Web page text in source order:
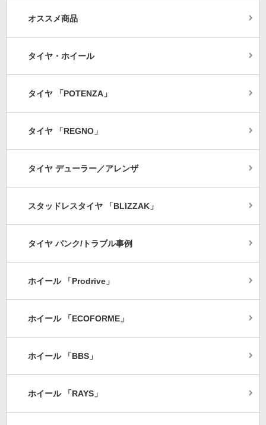
オススメ商品
タイヤ・ホイール
タイヤ 「POTENZA」
タイヤ 「REGNO」
タイヤ デューラー／アレンザ
スタッドレスタイヤ 「BLIZZAK」
タイヤ パンク/トラブル事例
ホイール 「Prodrive」
ホイール 「ECOFORME」
ホイール 「BBS」
ホイール 「RAYS」